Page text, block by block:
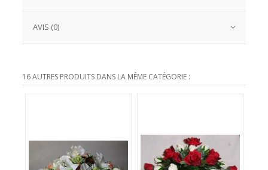
AVIS (0)
16 AUTRES PRODUITS DANS LA MÊME CATÉGORIE :